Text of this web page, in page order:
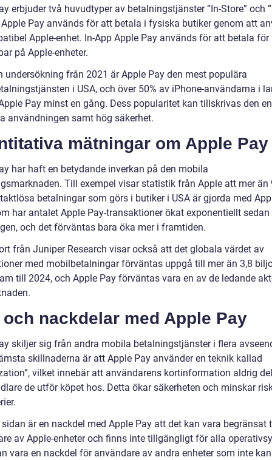
erbjuder två huvudtyper av betalningstjänster ”In-Store” och
Apple Pay används för att betala i fysiska butiker genom att
Apple-enhet. In-App Apple Pay används för att betala för
på Apple-enheter.
undersökning från 2021 är Apple Pay den mest populära
i USA, och över 50% av iPhone-användarna i
Pay minst en gång. Dess popularitet kan tillskrivas den
användningen samt hög säkerhet.
mätningar om Apple Pay
har haft en betydande inverkan på den mobila
Till exempel visar statistik från Apple att mer än
betalningar som görs i butiker i USA är gjorda med
har antalet Apple Pay-transaktioner ökat exponentiellt sedan
och det förväntas bara öka mer i framtiden.
från Juniper Research visar också att det globala värdet av
med mobilbetalningar förväntas uppgå till mer än 3,8
till 2024, och Apple Pay förväntas vara en av de ledande
och nackdelar med Apple Pay
skiljer sig från andra mobila betalningstjänster i flera
skillnaderna är att Apple Pay använder en teknik kallad
vilket innebär att användarens kortinformation aldrig
de utför köpet hos. Detta ökar säkerheten och minskar
är en nackdel med Apple Pay att det kan vara begränsat
av Apple-enheter och finns inte tillgängligt för alla
vara en nackdel för användare av andra enheter som inte